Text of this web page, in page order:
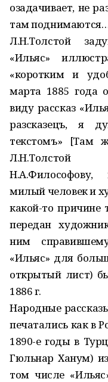
озадачивает, не
там
Л.Н.Толстой
«Ильяс»
«коротким и
марта 1885 года
виду рассказ
разсказецъ, я
текстомъ» [Там
Л.Н.Толстой
Н.А.Философову,
милый человек и
какой-то причине
передан
ним
«Ильяс» для
открытый лист)
1886 г.
Народные
печатались как в
1890-е годы в
Гюльнар Ханум)
том числе